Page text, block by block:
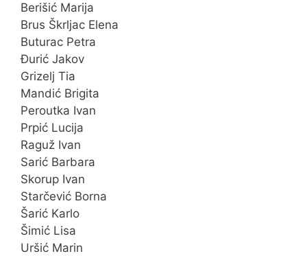
Berišić Marija
Brus Škrljac Elena
Buturac Petra
Đurić Jakov
Grizelj Tia
Mandić Brigita
Peroutka Ivan
Prpić Lucija
Raguž Ivan
Sarić Barbara
Skorup Ivan
Starčević Borna
Šarić Karlo
Šimić Lisa
Uršić Marin